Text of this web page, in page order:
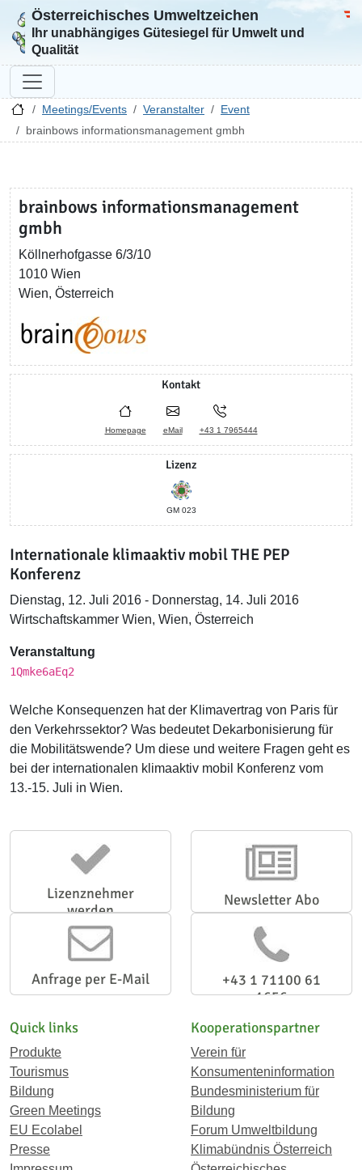
Zur Startseite
Österreichisches Umweltzeichen
Ihr unabhängiges Gütesiegel für Umwelt und
Qualität
Meetings/Events Veranstalter
Event
brainbows informationsmanagement gmbh
brainbows informationsmanagement
gmbh
Köllnerhofgasse 6/3/10
1010 Wien
Wien, Österreich
Kontakt
Homepage eMail +43 1 7965444
Lizenz
GM 023
Internationale klimaaktiv mobil THE PEP
Konferenz
Dienstag, 12. Juli 2016 - Donnerstag, 14. Juli 2016
Wirtschaftskammer Wien, Wien, Österreich
Veranstaltung
1Qmke6aEq2
Welche Konsequenzen hat der Klimavertrag von Paris für
den Verkehrssektor? Was bedeutet Dekarbonisierung für
die Mobilitätswende? Um diese und weitere Fragen geht es
bei der internationalen klimaaktiv mobil Konferenz vom
13.-15. Juli in Wien.
Lizenznehmer
werden
Newsletter Abo
Anfrage per E-Mail
+43 1 71100 61
1656
Quick links
Produkte
Tourismus
Bildung
Green Meetings
EU Ecolabel
Presse
Kooperationspartner
Verein für
Konsumenteninformation
Bundesministerium für
Bildung
Forum Umweltbildung
Klimabündnis Österreich